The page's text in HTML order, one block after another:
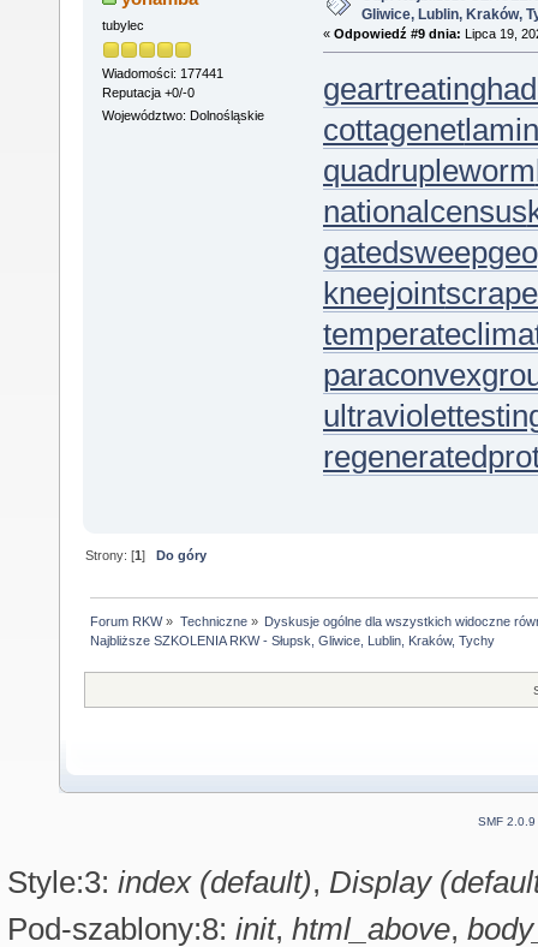
tubylec
Wiadomości: 177441
Reputacja +0/-0
Województwo: Dolnośląskie
Gliwice, Lublin, Kraków,
« Odpowiedź #9 dnia: Lipca 19,
geartreating
cottagenet
quadrupleworm
nationalcensus
gatedsweep
kneejoint
Strony: [1]Do góry
Forum RKW» Techniczne» Dyskusje ogólne dla wszystkich widoczne
Najbliższe SZKOLENIA RKW - Słupsk, Gliwice, Lublin, Kraków, Tychy
SMF 2.0.9
Style:3: index (default), Display
Pod-szablony:8: init, html_above,